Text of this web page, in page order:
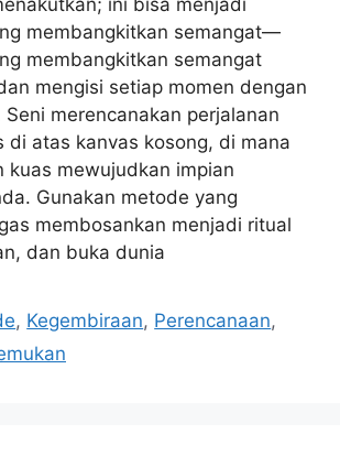
membangkitkan semangat—
membangkitkan semangat
mengisi setiap momen dengan
merencanakan perjalanan
di atas kanvas kosong, di mana
kuas mewujudkan impian
Gunakan metode yang
membosankan menjadi ritual
dan buka dunia
, Kegembiraan, Perencanaan,